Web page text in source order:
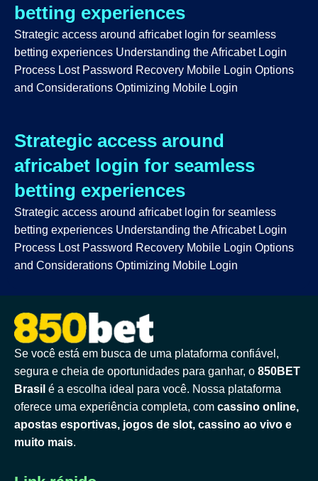
betting experiences
Strategic access around africabet login for seamless
betting experiences Understanding the Africabet Login
Process Lost Password Recovery Mobile Login Options
and Considerations Optimizing Mobile Login
Strategic access around
africabet login for seamless
betting experiences
Strategic access around africabet login for seamless
betting experiences Understanding the Africabet Login
Process Lost Password Recovery Mobile Login Options
and Considerations Optimizing Mobile Login
Se você está em busca de uma plataforma confiável,
segura e cheia de oportunidades para ganhar, o 850BET
Brasil é a escolha ideal para você. Nossa plataforma
oferece uma experiência completa, com cassino online,
apostas esportivas, jogos de slot, cassino ao vivo e
muito mais.